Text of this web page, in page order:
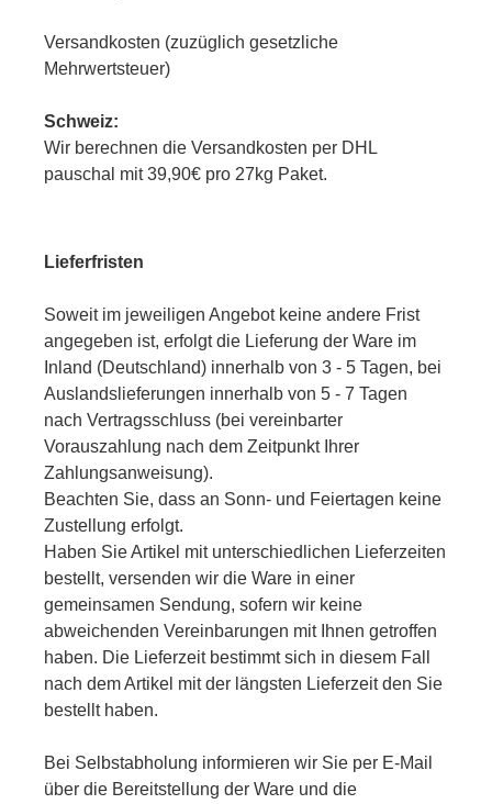
Versandkosten (zuzüglich gesetzliche
Mehrwertsteuer)
Schweiz:
Wir berechnen die Versandkosten per DHL
pauschal mit 39,90€ pro 27kg Paket.
Lieferfristen
Soweit im jeweiligen Angebot keine andere Frist
angegeben ist, erfolgt die Lieferung der Ware im
Inland (Deutschland) innerhalb von 3 - 5 Tagen, bei
Auslandslieferungen innerhalb von 5 - 7 Tagen
nach Vertragsschluss (bei vereinbarter
Vorauszahlung nach dem Zeitpunkt Ihrer
Zahlungsanweisung).
Beachten Sie, dass an Sonn- und Feiertagen keine
Zustellung erfolgt.
Haben Sie Artikel mit unterschiedlichen Lieferzeiten
bestellt, versenden wir die Ware in einer
gemeinsamen Sendung, sofern wir keine
abweichenden Vereinbarungen mit Ihnen getroffen
haben. Die Lieferzeit bestimmt sich in diesem Fall
nach dem Artikel mit der längsten Lieferzeit den Sie
bestellt haben.
Bei Selbstabholung informieren wir Sie per E-Mail
über die Bereitstellung der Ware und die